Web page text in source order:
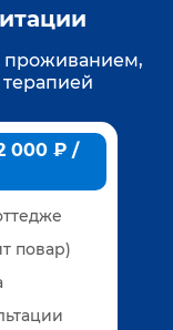
проживанием,
000 ₽ /
повар)